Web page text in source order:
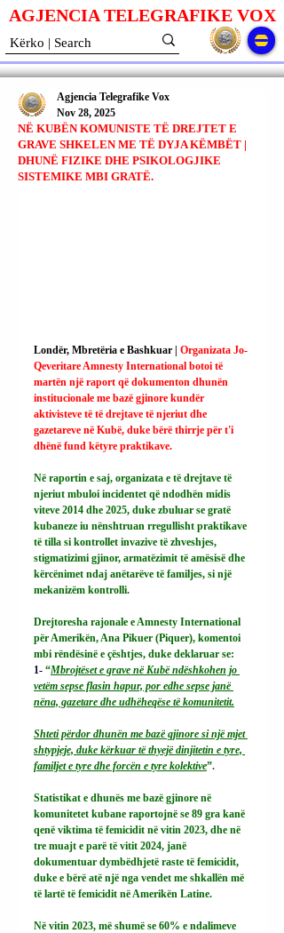
AGJENCIA TELEGRAFIKE VOX
NË KUBËN KOMUNISTE TË DREJTET E
GRAVE SHKELEN ME TË DYJA KËMBËT |
DHUNË FIZIKE DHE PSIKOLOGJIKE
SISTEMIKE MBI GRATË.
Agjencia Telegrafike Vox
Nov 28, 2025
Londër, Mbretëria e Bashkuar | Organizata Jo-
Qeveritare Amnesty International botoi të
martën një raport që dokumenton dhunën
institucionale me bazë gjinore kundër
aktivisteve të të drejtave të njeriut dhe
gazetareve në Kubë, duke bërë thirrje për t'i
dhënë fund këtyre praktikave.
Në raportin e saj, organizata e të drejtave të
njeriut mbuloi incidentet që ndodhën midis
viteve 2014 dhe 2025, duke zbuluar se gratë
kubaneze iu nënshtruan rregullisht praktikave
të tilla si kontrollet invazive të zhveshjes,
stigmatizimi gjinor, armatëzimit të amësisë dhe
kërcënimet ndaj anëtarëve të familjes, si një
mekanizëm kontrolli.
Drejtoresha rajonale e Amnesty International
për Amerikën, Ana Pikuer (Piquer), komentoi
mbi rëndësinë e çështjes, duke deklaruar se:
1- “Mbrojtëset e grave në Kubë ndëshkohen jo
vetëm sepse flasin hapur, por edhe sepse janë
nëna, gazetare dhe udhëheqëse të komunitetit.
Shteti përdor dhunën me bazë gjinore si një mjet
shtypjeje, duke kërkuar të thyejë dinjitetin e tyre,
familjet e tyre dhe forcën e tyre kolektive”.
Statistikat e dhunës me bazë gjinore në
komunitetet kubane raportojnë se 89 gra kanë
qenë viktima të femicidit në vitin 2023, dhe në
tre muajt e parë të vitit 2024, janë
dokumentuar dymbëdhjetë raste të femicidit,
duke e bërë atë një nga vendet me shkallën më
të lartë të femicidit në Amerikën Latine.
Në vitin 2023, më shumë se 60% e ndalimeve